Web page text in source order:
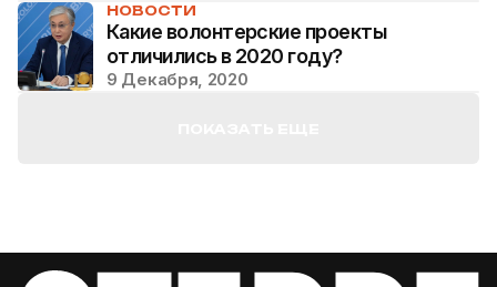
НОВОСТИ
Какие волонтерские проекты
отличились в 2020 году?
9 Декабря, 2020